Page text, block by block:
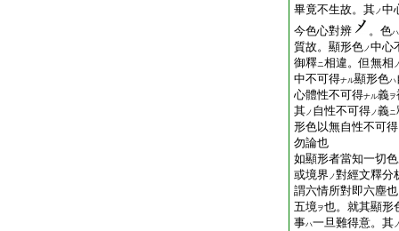
畢竟不生故。其ノ中
今色心對辨
。色ハ
質故。顯形色ノ中心
御釋ニ相違。但無相
中不可得ナル顯形色ハ
心體性不可得ナル義ヲ
其ノ 自性不可得ノ義ニ
形色以無自性不可得
勿論也
如顯形者當知一切
或境界 ノ對經文釋分
謂六情所對即六塵也
五境ヲ也。就其顯形
事ハ一旦難得意。其